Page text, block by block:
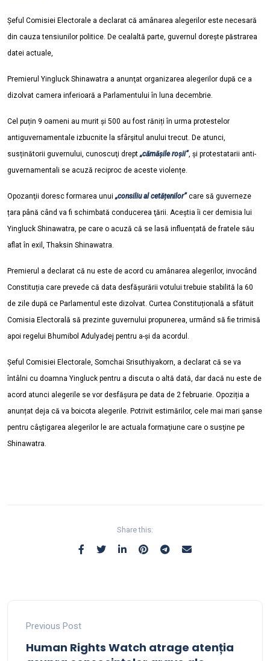
Șeful Comisiei Electorale a declarat că amânarea alegerilor este necesară
din cauza tensiunilor politice. De cealaltă parte, guvernul dorește păstrarea
datei actuale,
Premierul Yingluck Shinawatra a anunţat organizarea alegerilor după ce a
dizolvat camera inferioară a Parlamentului în luna decembrie.
Cel puțin 9 oameni au murit și 500 au fost răniți în urma protestelor
antiguvernamentale izbucnite la sfârşitul anului trecut. De atunci,
susținătorii guvernului, cunoscuţi drept „cămășile roșii”, și protestatarii anti-
guvernamentali se acuză reciproc de aceste violențe.
Opozanţii doresc formarea unui „consiliu al cetățenilor” care să guverneze
țara până când va fi schimbată conducerea ţării. Aceștia îi cer demisia lui
Yingluck Shinawatra, pe care o acuză că se lasă influențată de fratele său
aflat în exil, Thaksin Shinawatra.
Premierul a declarat că nu este de acord cu amânarea alegerilor, invocând
Constituția care prevede că data desfășurării votului trebuie stabilită la 60
de zile după ce Parlamentul este dizolvat. Curtea Constituțională a sfătuit
Comisia Electorală să prezinte guvernului propunerea, urmând să fie trimisă
apoi regelui Bhumibol Adulyadej pentru a-și da acordul.
Șeful Comisiei Electorale, Somchai Srisuthiyakorn, a declarat că se va
întâlni cu doamna Yingluck pentru a discuta o altă dată, dar dacă nu este de
acord atunci alegerile se vor desfășura pe data de 2 februarie. Opoziția a
anunțat deja că va boicota alegerile. Potrivit estimărilor, cele mai mari şanse
pentru câştigarea alegerilor le are actuala formaţiune care o susţine pe
Shinawatra.
Share this:
Previous Post
Human Rights Watch atrage atenția